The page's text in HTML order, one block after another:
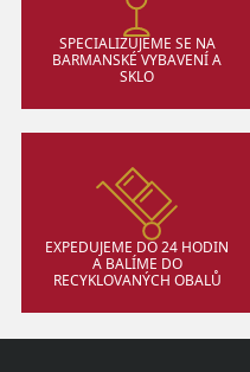
SPECIALIZUJEME SE NA
BARMANSKÉ VYBAVENÍ A
SKLO
EXPEDUJEME DO 24 HODIN
A BALÍME DO
RECYKLOVANÝCH OBALŮ